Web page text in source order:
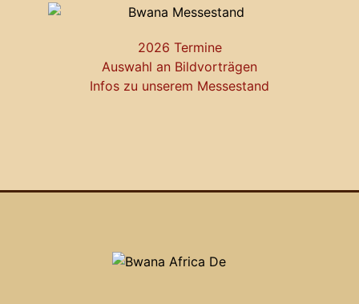
2026 Termine
Auswahl an Bildvorträgen
Infos zu unserem Messestand